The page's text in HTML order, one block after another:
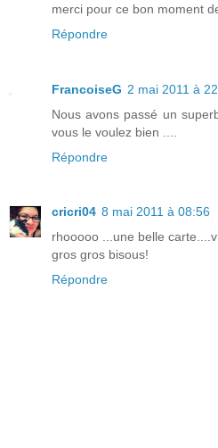
merci pour ce bon moment
Répondre
FrancoiseG 2 mai 2011 à
Nous avons passé un
vous le voulez bien ....
Répondre
cricri04 8 mai 2011 à 08:56
rhooooo ...une belle
gros gros bisous!
Répondre